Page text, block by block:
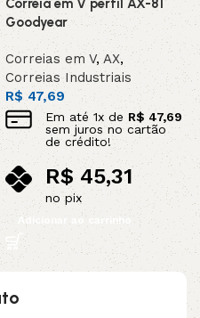
Correia em V perfil AX-81
Goodyear
Correias em V, AX,
Correias Industriais
R$47,69
Em até 1x de R$ 47,69
sem juros no cartão
de crédito!
R$45,31
no pix
Adicionar ao carrinho